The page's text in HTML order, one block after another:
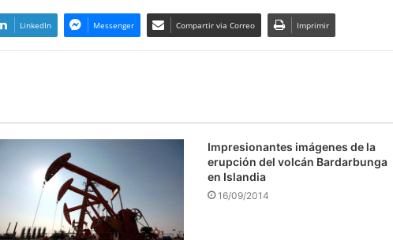
LinkedIn Messenger Compartir via Correo Imprimir
Impresionantes imágenes de la
erupción del volcán Bardarbunga
en Islandia
16/09/2014